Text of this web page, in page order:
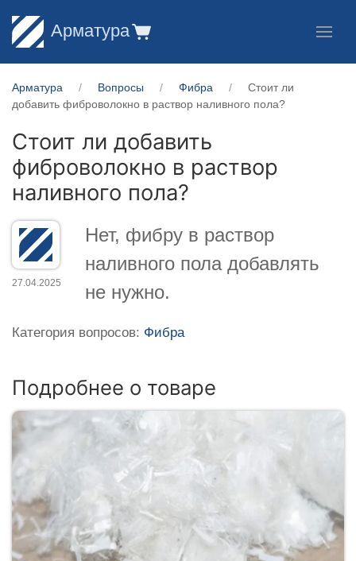
Арматура
Арматура Вопросы Фибра
Стоит ли
добавить фиброволокно в раствор наливного пола?
Стоит ли добавить
фиброволокно в раствор
наливного пола?
27.04.2025
Нет, фибру в раствор
наливного пола добавлять
не нужно.
Категория вопросов: Фибра
Подробнее о товаре